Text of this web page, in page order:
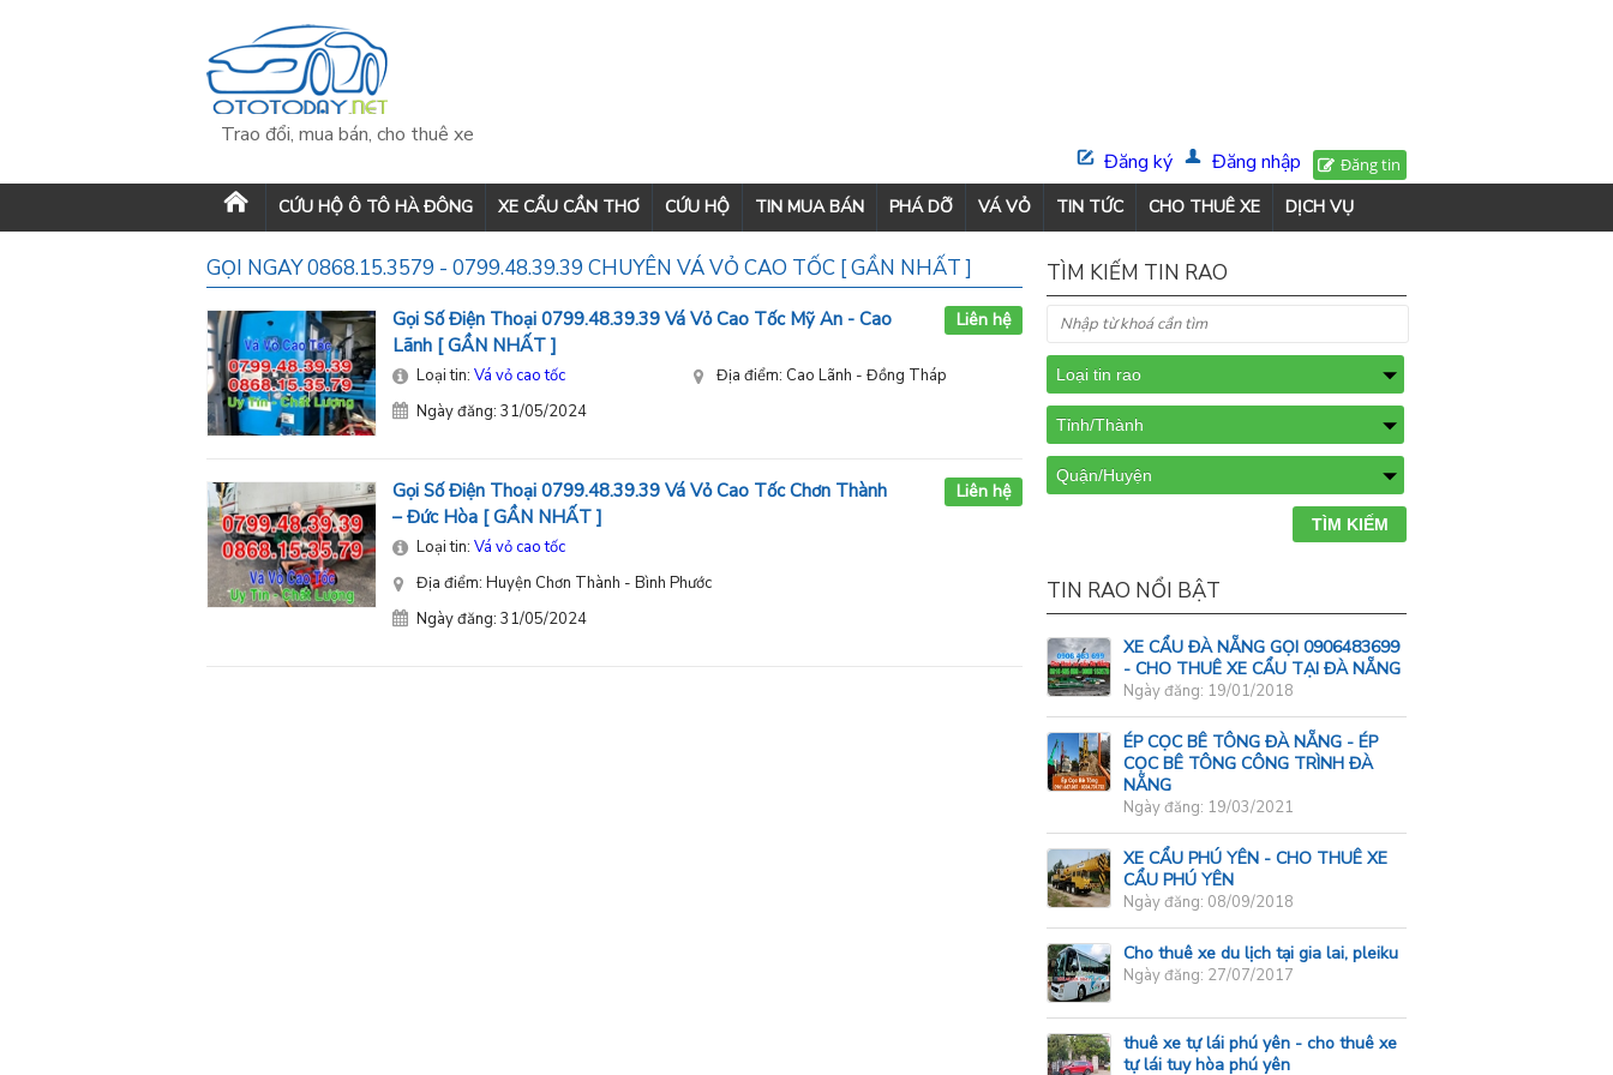
Trao đổi, mua bán, cho thuê xe
Đăng tin
Đăng nhập
Đăng ký
CỨU HỘ Ô TÔ HÀ ĐÔNG XE CẨU CẦN THƠ CỨU HỘ TIN MUA BÁN PHÁ DỠ VÁ VỎ TIN TỨC CHO THUÊ XE DỊCH VỤ
GỌI NGAY 0868.15.3579 - 0799.48.39.39 CHUYÊN VÁ VỎ CAO TỐC [ GẦN NHẤT ]
Gọi Số Điện Thoại 0799.48.39.39 Vá Vỏ Cao Tốc Mỹ An - Cao
Lãnh [ GẦN NHẤT ]
Liên hệ
Loại tin: Vá vỏ cao tốc
Địa điểm: Cao Lãnh - Đồng Tháp
Ngày đăng: 31/05/2024
Gọi Số Điện Thoại 0799.48.39.39 Vá Vỏ Cao Tốc Chơn Thành
– Đức Hòa [ GẦN NHẤT ]
Liên hệ
Loại tin: Vá vỏ cao tốc
Địa điểm: Huyện Chơn Thành - Bình Phước
Ngày đăng: 31/05/2024
TÌM KIẾM TIN RAO
TIN RAO NỔI BẬT
XE CẨU ĐÀ NẴNG GỌI 0906483699
- CHO THUÊ XE CẨU TẠI ĐÀ NẴNG
Ngày đăng: 19/01/2018
ÉP CỌC BÊ TÔNG ĐÀ NẴNG - ÉP
CỌC BÊ TÔNG CÔNG TRÌNH ĐÀ
NẴNG
Ngày đăng: 19/03/2021
XE CẨU PHÚ YÊN - CHO THUÊ XE
CẨU PHÚ YÊN
Ngày đăng: 08/09/2018
Cho thuê xe du lịch tại gia lai, pleiku
Ngày đăng: 27/07/2017
thuê xe tự lái phú yên - cho thuê xe
tự lái tuy hòa phú yên